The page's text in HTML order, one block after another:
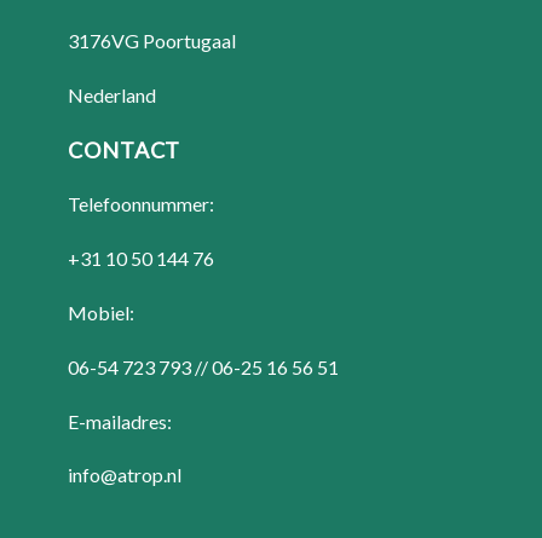
3176VG Poortugaal
Nederland
CONTACT
Telefoonnummer:
+31 10 50 144 76
Mobiel:
06-54 723 793 // 06-25 16 56 51
E-mailadres:
info@atrop.nl